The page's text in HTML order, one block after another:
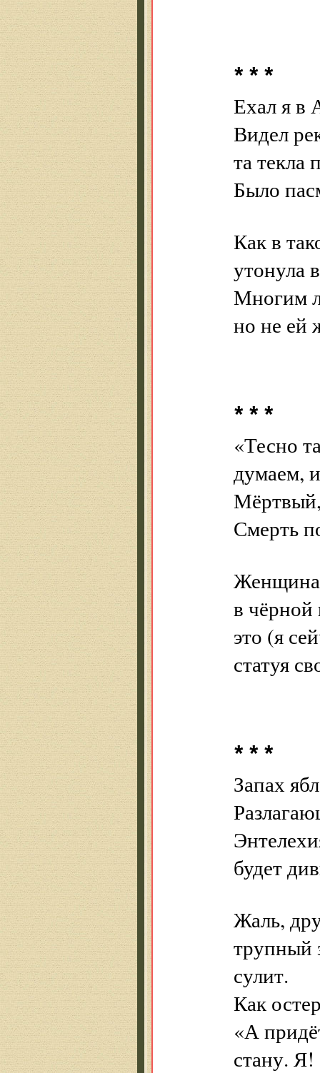
* * *
Ехал я в
Видел
та текла
Было
Как в
утонула
Многим
но не ей
* * *
«Тесно
думаем,
Смерть
Женщина
в
это (я
статуя
* * *
Запах
будет
Жаль,
трупный
сулит.
Как
«А
стану. Я!